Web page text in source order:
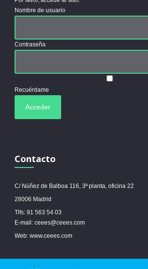
Nombre de usuario
Contraseña
Recuérdame
Contacto
C/ Núñez de Balboa 116, 3ª planta, oficina 22
28006 Madrid
Tlfs: 91 563 54 03
E-mail: ceees@ceees.com
Web: www.ceees.com